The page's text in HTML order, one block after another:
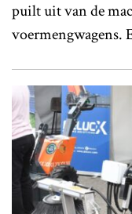
puilt uit van de
voermengwagens.